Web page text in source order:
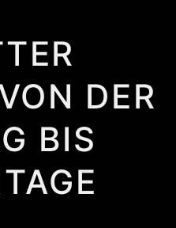
DER
BIS